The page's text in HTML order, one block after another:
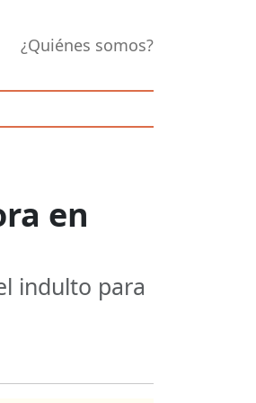
¿Quiénes somos?
en
indulto para